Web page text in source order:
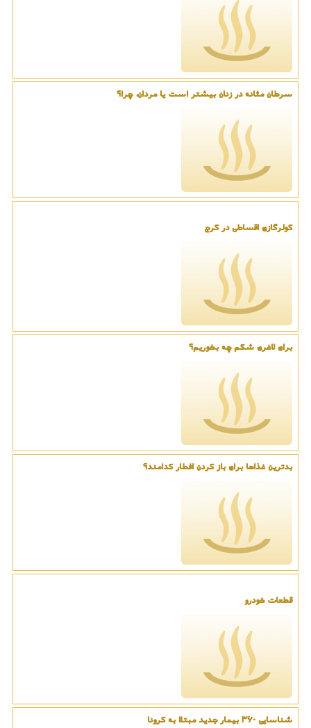
سرطان مثانه در زنان بیشتر است یا مردان، چرا؟
کولرگازی اقساطی در کرج
برای لاغری شکم چه بخوریم؟
بدترین غذاها برای باز کردن افطار کدامند؟
قطعات خودرو
شناسایی ۳۶۰ بیمار جدید مبتلا به کرونا